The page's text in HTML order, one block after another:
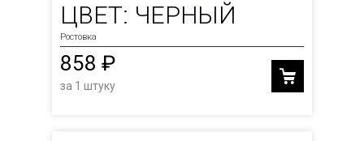
ЦВЕТ: ЧЕРНЫЙ
Ростовка
858 ₽
за 1 штуку